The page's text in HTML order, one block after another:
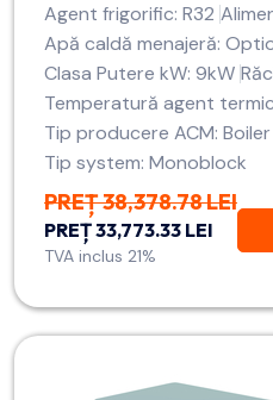
Agent frigorific: R32
Apă caldă menajeră:
Clasa Putere kW: 9kW
Temperatură agent
Tip producere ACM:
Tip system: Monoblock
PREȚ 38,378.78 LEI
PREȚ 33,773.33 LEI
TVA inclus 21%